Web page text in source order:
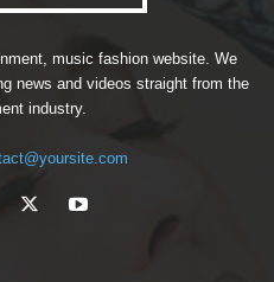
music fashion website. We
news and videos straight from the
industry.